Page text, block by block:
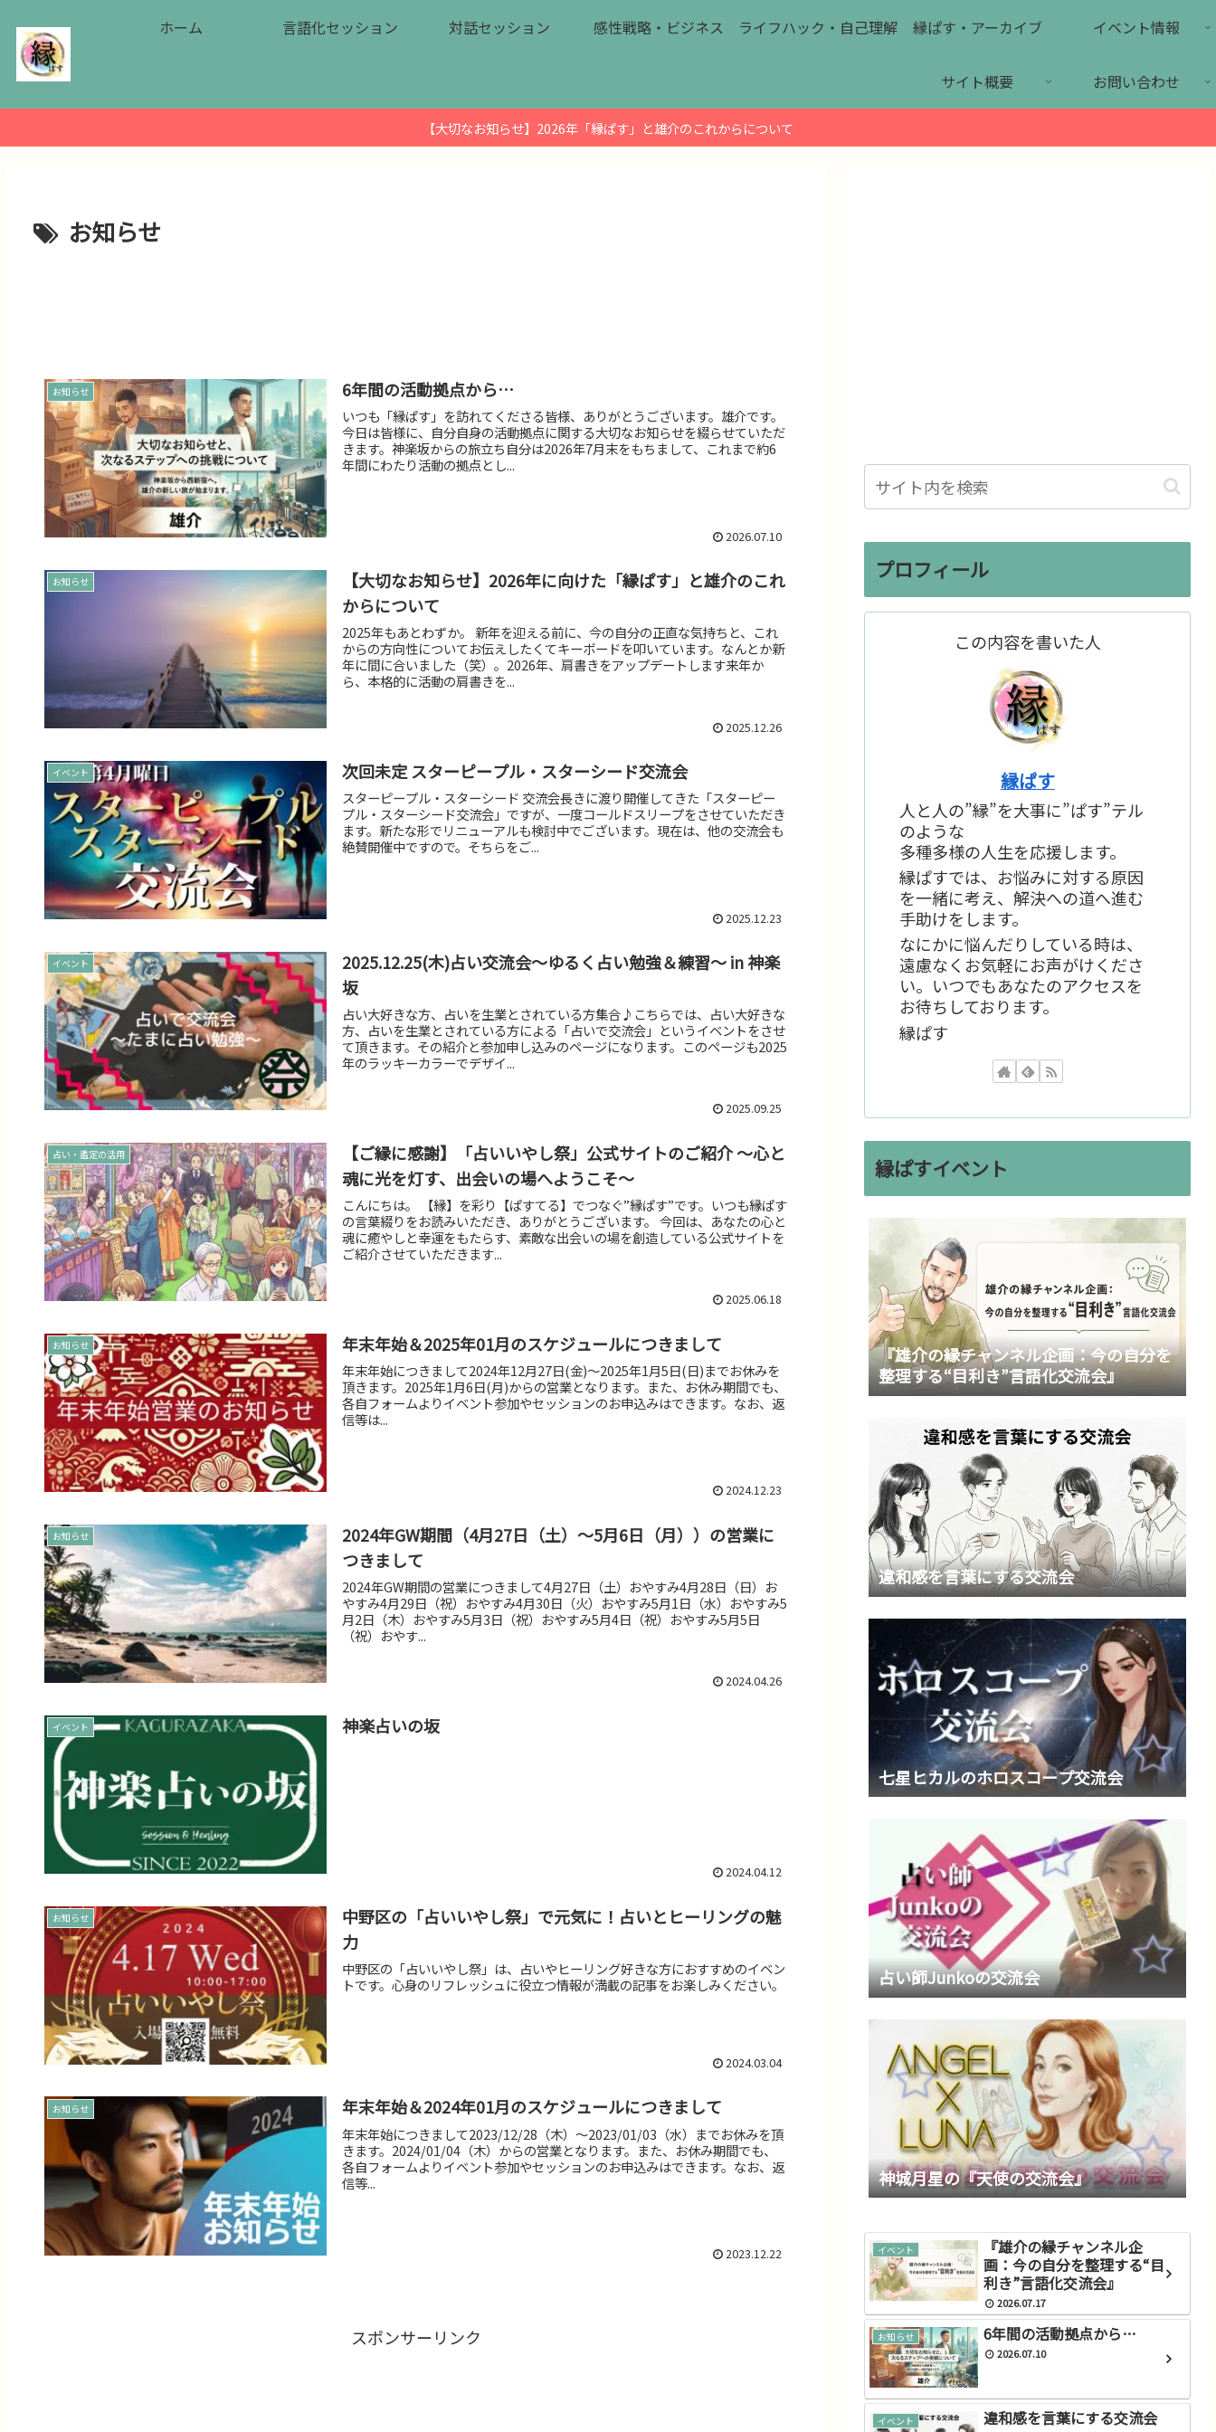
ホーム 言語化セッション 対話セッション 感性戦略・ビジネス ライフハック・自己理解 縁ぱす・アーカイブ イベント情報
サイト概要 お問い合わせ
【大切なお知らせ】2026年「縁ぱす」と雄介のこれからについて
お知らせ
お知らせ 6年間の活動拠点から…
いつも「縁ぱす」を訪れてくださる皆様、ありがとうございます。雄介です。
今日は皆様に、自分自身の活動拠点に関する大切なお知らせを綴らせていただ
きます。神楽坂からの旅立ち自分は2026年7月末をもちまして、これまで約6
年間にわたり活動の拠点とし...
2026.07.10
お知らせ
【大切なお知らせ】2026年に向けた「縁ぱす」と雄介のこれ
からについて
2025年もあとわずか。 新年を迎える前に、今の自分の正直な気持ちと、これ
からの方向性についてお伝えしたくてキーボードを叩いています。なんとか新
年に間に合いました（笑）。2026年、肩書きをアップデートします来年か
ら、本格的に活動の肩書きを...
2025.12.26
イベント 次回未定 スターピープル・スターシード交流会
スターピープル・スターシード 交流会長きに渡り開催してきた「スターピー
プル・スターシード交流会」ですが、一度コールドスリープをさせていただき
ます。新たな形でリニューアルも検討中でございます。現在は、他の交流会も
絶賛開催中ですので。そちらをご...
2025.12.23
イベント
2025.12.25(木)占い交流会～ゆるく占い勉強＆練習～ in 神楽
坂
占い大好きな方、占いを生業とされている方集合♪こちらでは、占い大好きな
方、占いを生業とされている方による「占いで交流会」というイベントをさせ
て頂きます。その紹介と参加申し込みのページになります。このページも2025
年のラッキーカラーでデザイ...
2025.09.25
占い・鑑定の活用
【ご縁に感謝】「占いいやし祭」公式サイトのご紹介 ～心と
魂に光を灯す、出会いの場へようこそ～
こんにちは。 【縁】を彩り【ぱすてる】でつなぐ”縁ぱす”です。いつも縁ぱす
の言葉綴りをお読みいただき、ありがとうございます。 今回は、あなたの心と
魂に癒やしと幸運をもたらす、素敵な出会いの場を創造している公式サイトを
ご紹介させていただきます...
2025.06.18
お知らせ 年末年始＆2025年01月のスケジュールにつきまして
年末年始につきまして2024年12月27日(金)〜2025年1月5日(日)までお休みを
頂きます。2025年1月6日(月)からの営業となります。また、お休み期間でも、
各自フォームよりイベント参加やセッションのお申込みはできます。なお、返
信等は...
2024.12.23
お知らせ
2024年GW期間（4月27日（土）～5月6日（月））の営業に
つきまして
2024年GW期間の営業につきまして4月27日（土）おやすみ4月28日（日）お
やすみ4月29日（祝）おやすみ4月30日（火）おやすみ5月1日（水）おやすみ5
月2日（木）おやすみ5月3日（祝）おやすみ5月4日（祝）おやすみ5月5日
（祝）おやす...
2024.04.26
イベント 神楽占いの坂
2024.04.12
お知らせ
中野区の「占いいやし祭」で元気に！占いとヒーリングの魅
力
中野区の「占いいやし祭」は、占いやヒーリング好きな方におすすめのイベン
トです。心身のリフレッシュに役立つ情報が満載の記事をお楽しみください。
2024.03.04
お知らせ 年末年始＆2024年01月のスケジュールにつきまして
年末年始につきまして2023/12/28（木）～2023/01/03（水）までお休みを頂
きます。2024/01/04（木）からの営業となります。また、お休み期間でも、
各自フォームよりイベント参加やセッションのお申込みはできます。なお、返
信等...
2023.12.22
スポンサーリンク
プロフィール
この内容を書いた人
縁ぱす
人と人の”縁”を大事に”ぱす”テル
のような
多種多様の人生を応援します。
縁ぱすでは、お悩みに対する原因
を一緒に考え、解決への道へ進む
手助けをします。
なにかに悩んだりしている時は、
遠慮なくお気軽にお声がけくださ
い。いつでもあなたのアクセスを
お待ちしております。
縁ぱす
縁ぱすイベント
『雄介の縁チャンネル企画：今の自分を
整理する“目利き”言語化交流会』
違和感を言葉にする交流会
七星ヒカルのホロスコープ交流会
占い師Junkoの交流会
神城月星の『天使の交流会』
イベント
『雄介の縁チャンネル企
画：今の自分を整理する“目
利き”言語化交流会』
2026.07.17
お知らせ 6年間の活動拠点から…
2026.07.10
イベント 違和感を言葉にする交流会